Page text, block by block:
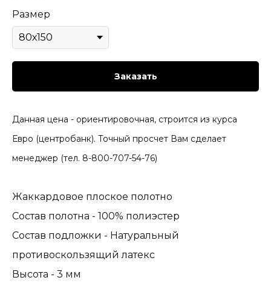
Размер
Заказать
Данная цена - ориентировочная, строится из курса
Евро (центробанк). Точный просчет Вам сделает
менеджер (тел. 8-800-707-54-76)
Жаккардовое плоское полотно
Состав полотна - 100% полиэстер
Состав подложки - Натуральный
противоскользящий латекс
Высота - 3 мм